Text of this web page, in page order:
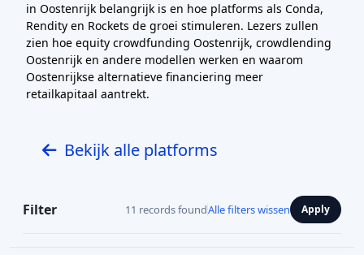
in Oostenrijk belangrijk is en hoe platforms als Conda,
Rendity en Rockets de groei stimuleren. Lezers zullen
zien hoe equity crowdfunding Oostenrijk, crowdlending
Oostenrijk en andere modellen werken en waarom
Oostenrijkse alternatieve financiering meer
retailkapitaal aantrekt.
Bekijk alle platforms
Filter 11 records foundAlle filters wissen Apply